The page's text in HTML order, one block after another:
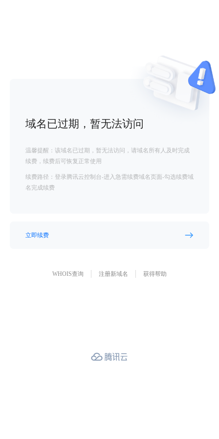
域名已过期，暂无法访问
温馨提醒：该域名已过期，暂无法访问，请域名所有人及时完成
续费，续费后可恢复正常使用
续费路径：登录腾讯云控制台-进入急需续费域名页面-勾选续费域
名完成续费
立即续费
WHOIS查询 注册新域名 获得帮助